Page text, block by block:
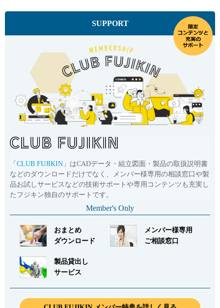
SUPPORT
「 CLUB FUJIKIN 」はCADデータ・組立図面・製品の取扱説明書
などのダウンロードだけでなく、メンバー様専用の相談窓口や製
品お試しサービスなどの技術サポートや専用コンテンツも充実し
たフジキン独自のサポートです。
Member's Only
おまとめ
ダウンロード
メンバー様専用
ご相談窓口
製品貸出し
サービス